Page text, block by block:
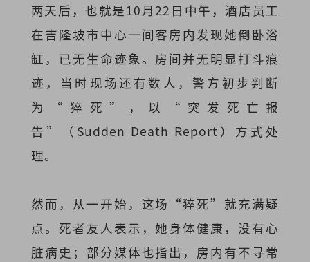
两天后，也就是10月22日中午，酒店员工
在吉隆坡市中心一间客房内发现她倒卧浴
缸，已无生命迹象。房间并无明显打斗痕
迹，当时现场还有数人，警方初步判断
为“猝死”，以“突发死亡报
告”（Sudden Death Report）方式处
理。
然而，从一开始，这场“猝死”就充满疑
点。死者友人表示，她身体健康，没有心
脏病史；部分媒体也指出，房内有不寻常